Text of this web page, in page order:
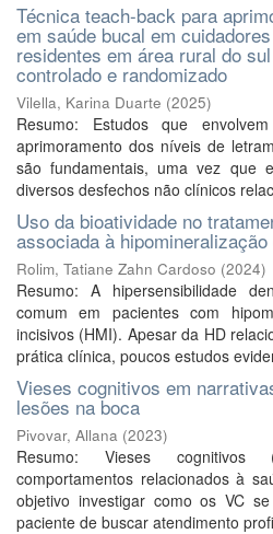
Técnica teach-back para
em saúde bucal em
residentes em área rural do
controlado e randomizado
Vilella, Karina Duarte (2025)
Resumo: Estudos que
aprimoramento dos níveis de
são fundamentais, uma vez que
diversos desfechos não clínicos
Uso da bioatividade no
associada à
Rolim, Tatiane Zahn Cardoso (2024)
Resumo: A hipersensibilidade
comum em pacientes com
incisivos (HMI). Apesar da HD
prática clínica, poucos estudos
Vieses cognitivos em
lesões na boca
Pivovar, Allana (2023)
Resumo: Vieses cognitivos
comportamentos relacionados à
objetivo investigar como os VC
paciente de buscar atendimento